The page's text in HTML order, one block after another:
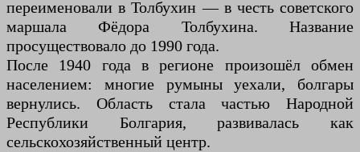
переименовали в Толбухин — в честь советского
маршала Фёдора Толбухина. Название
просуществовало до 1990 года.
После 1940 года в регионе произошёл обмен
населением: многие румыны уехали, болгары
вернулись. Область стала частью Народной
Республики Болгария, развивалась как
сельскохозяйственный центр.